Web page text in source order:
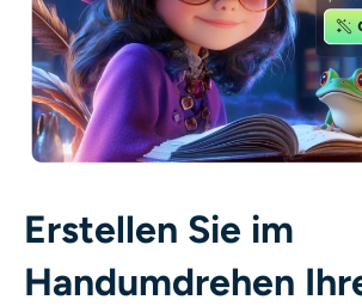
Erstellen Sie im
Handumdrehen